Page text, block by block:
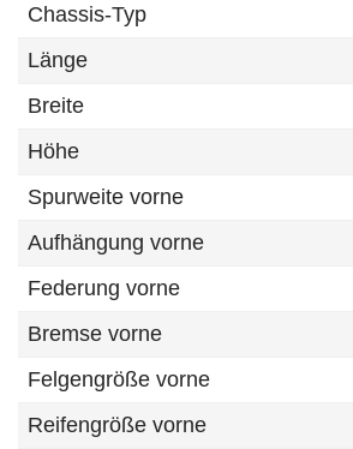
Chassis-Typ
Länge
Breite
Höhe
Spurweite vorne
Aufhängung vorne
Federung vorne
Bremse vorne
Felgengröße vorne
Reifengröße vorne